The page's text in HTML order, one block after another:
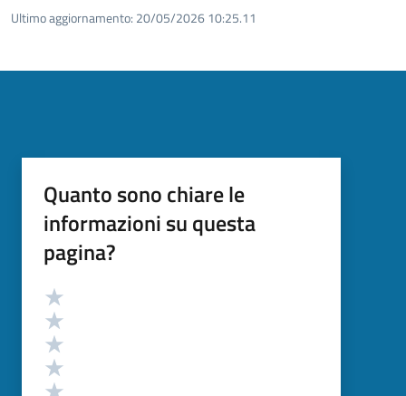
Ultimo aggiornamento: 20/05/2026 10:25.11
Quanto sono chiare le
informazioni su questa
pagina?
Valutazione